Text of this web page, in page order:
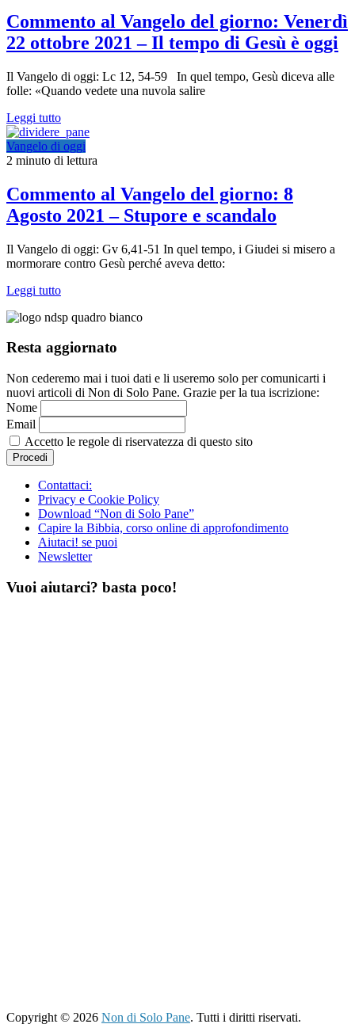
Commento al Vangelo del giorno: Venerdì
22 ottobre 2021 – Il tempo di Gesù è oggi
Il Vangelo di oggi: Lc 12, 54-59 In quel tempo, Gesù diceva alle
folle: «Quando vedete una nuvola salire
Leggi tutto
Vangelo di oggi
2 minuto di lettura
Commento al Vangelo del giorno: 8
Agosto 2021 – Stupore e scandalo
Il Vangelo di oggi: Gv 6,41-51 In quel tempo, i Giudei si misero a
mormorare contro Gesù perché aveva detto:
Leggi tutto
Resta aggiornato
Non cederemo mai i tuoi dati e li useremo solo per comunicarti i
nuovi articoli di Non di Solo Pane. Grazie per la tua iscrizione:
Nome
Email
Accetto le regole di riservatezza di questo sito
Contattaci:
Privacy e Cookie Policy
Download “Non di Solo Pane”
Capire la Bibbia, corso online di approfondimento
Aiutaci! se puoi
Newsletter
Vuoi aiutarci? basta poco!
Copyright © 2026 Non di Solo Pane. Tutti i diritti riservati.